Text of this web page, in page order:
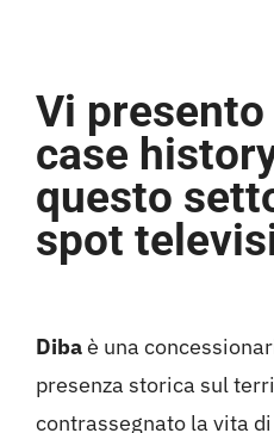
Sotto la mia lente
CV
Vi
case
questo
spot
Dibaè una
presenza storica sul
contrassegnato la vita